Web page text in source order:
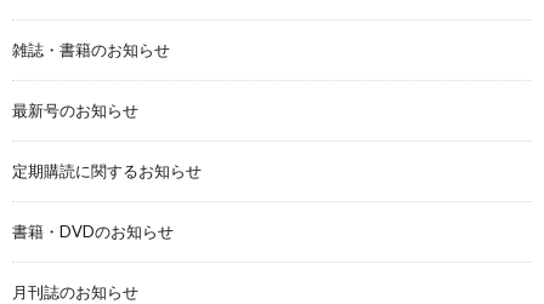
雑誌・書籍のお知らせ
最新号のお知らせ
定期購読に関するお知らせ
書籍・DVDのお知らせ
月刊誌のお知らせ